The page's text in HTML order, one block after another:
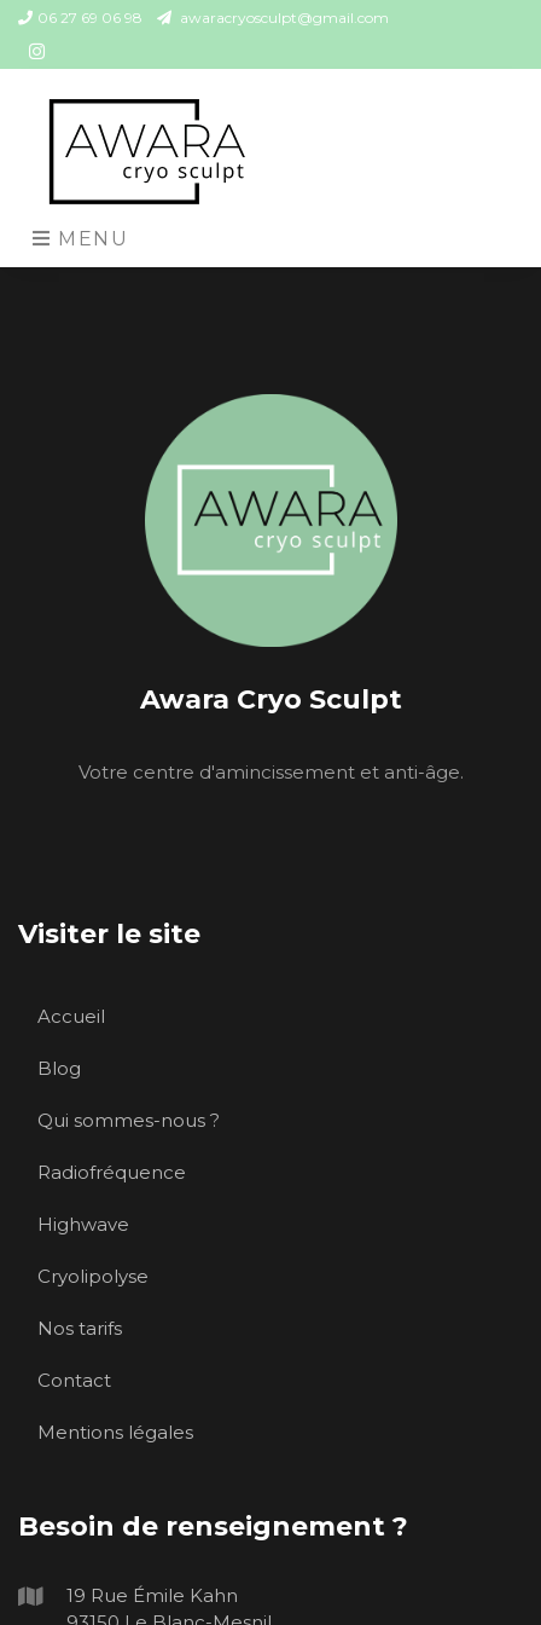
06 27 69 06 98 awaracryosculpt@gmail.com
MENU
Awara Cryo Sculpt
Votre centre d'amincissement et anti-âge.
Visiter le site
Accueil
Blog
Qui sommes-nous ?
Radiofréquence
Highwave
Cryolipolyse
Nos tarifs
Contact
Mentions légales
Besoin de renseignement ?
19 Rue Émile Kahn